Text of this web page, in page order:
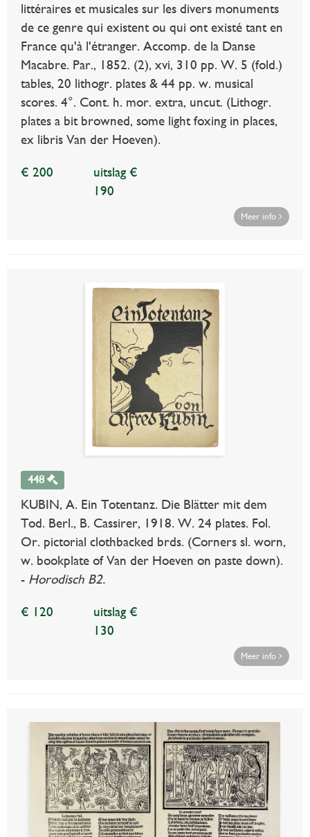
littéraires et musicales sur les divers monuments
de ce genre qui existent ou qui ont existé tant en
France qu'à l'étranger. Accomp. de la Danse
Macabre. Par., 1852. (2), xvi, 310 pp. W. 5 (fold.)
tables, 20 lithogr. plates & 44 pp. w. musical
scores. 4°. Cont. h. mor. extra, uncut. (Lithogr.
plates a bit browned, some light foxing in places,
ex libris Van der Hoeven).
€ 200
uitslag €
190
Meer info
448
KUBIN, A. Ein Totentanz. Die Blätter mit dem
Tod. Berl., B. Cassirer, 1918. W. 24 plates. Fol.
Or. pictorial clothbacked brds. (Corners sl. worn,
w. bookplate of Van der Hoeven on paste down).
- Horodisch B2.
€ 120
uitslag €
130
Meer info